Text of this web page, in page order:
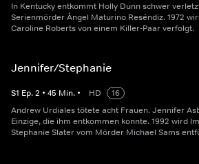
In Kentucky entkommt Holly Dunn schwer
Serienmörder Ángel Maturino Reséndiz. 1972
Caroline Roberts von einem Killer-Paar verfolgt.
Jennifer/Stephanie
S1 Ep.2 • 45 Min. • HD
16
Andrew Urdiales tötete acht Frauen. Jennifer
Einzige, die ihm entkommen konnte. 1992 wird
Stephanie Slater vom Mörder Michael Sams